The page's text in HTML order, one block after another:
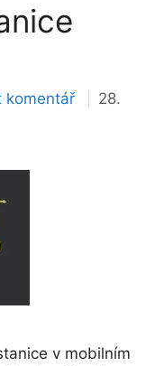
komentář
28.
v mobilním